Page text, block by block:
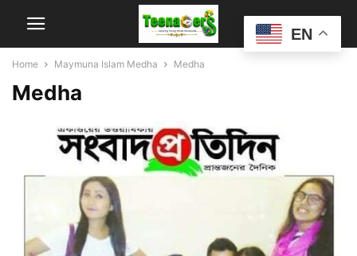
Home Maymuna Islam Medha Medha
Medha
EN